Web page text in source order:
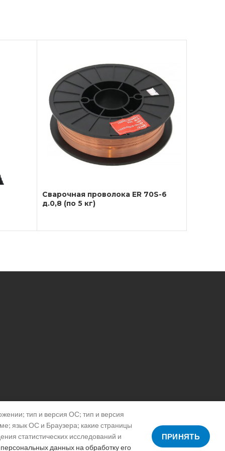
Сварочная проволока ER 70S-6
д.0,8 (по 5 кг)
тип и версия ОС; тип и версия
язык ОС и Браузера; какие страницы
статистических исследований и
данных на обработку его
ПРИНЯТЬ